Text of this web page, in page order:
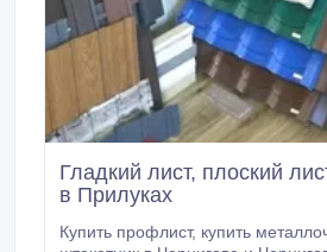
Гладкий лист, плоский
в Прилуках
Купить профлист, купить металлочерепицу, купить